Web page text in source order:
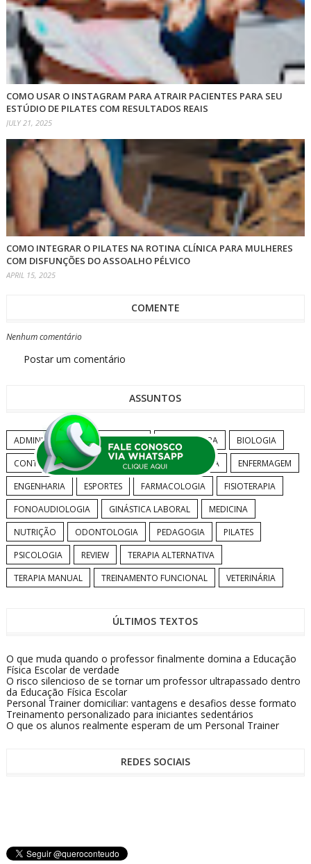
COMO USAR O INSTAGRAM PARA ATRAIR PACIENTES PARA SEU
ESTÚDIO DE PILATES COM RESULTADOS REAIS
JULY 21, 2025
COMO INTEGRAR O PILATES NA ROTINA CLÍNICA PARA MULHERES
COM DISFUNÇÕES DO ASSOALHO PÉLVICO
APRIL 15, 2025
COMENTE
Nenhum comentário
Postar um comentário
ASSUNTOS
ADMINISTRAÇÃO ANATOMIA ARQUITETURA
BIOLOGIA
CONTABILIDADE
DIREITO EDUCAÇÃO FÍSICA
ENFERMAGEM
ENGENHARIA
ESPORTES FARMACOLOGIA
FISIOTERAPIA
FONOAUDIOLOGIA
GINÁSTICA LABORAL
MEDICINA
NUTRIÇÃO
ODONTOLOGIA PEDAGOGIA
PILATES
PSICOLOGIA
REVIEW
TERAPIA ALTERNATIVA
TERAPIA MANUAL
TREINAMENTO FUNCIONAL VETERINÁRIA
ÚLTIMOS TEXTOS
O que muda quando o professor finalmente domina a Educação
Física Escolar de verdade
O risco silencioso de se tornar um professor ultrapassado dentro
da Educação Física Escolar
Personal Trainer domiciliar: vantagens e desafios desse formato
Treinamento personalizado para iniciantes sedentários
O que os alunos realmente esperam de um Personal Trainer
REDES SOCIAIS